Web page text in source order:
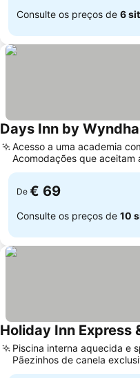
Consulte os preços de 6
Days Inn by
Acesso a uma academia
Acomodações que aceitam
estimação
De € 69
Consulte os preços de 10
Holiday Inn Express
Piscina interna aquecida e
Pãezinhos de canela
café da manhã